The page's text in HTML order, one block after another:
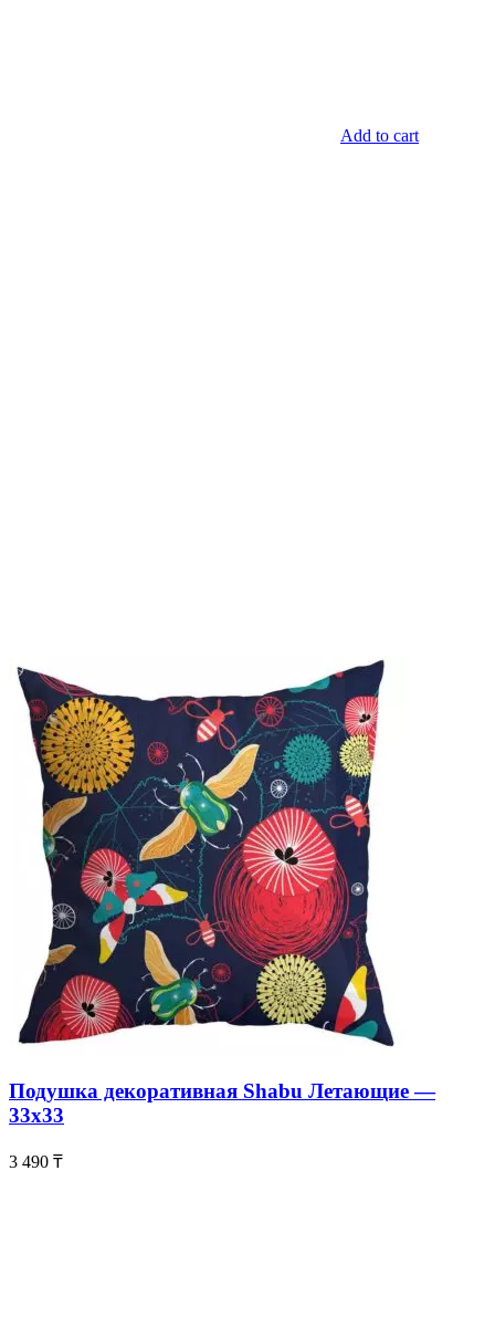
Add to cart
Подушка декоративная Shabu Летающие —
33х33
3 490 ₸